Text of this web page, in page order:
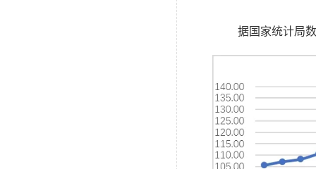
据国家统计局